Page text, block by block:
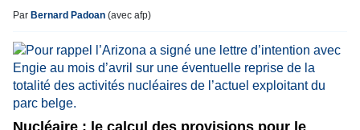
Par Bernard Padoan (avec afp)
Nucléaire : le calcul des provisions pour le